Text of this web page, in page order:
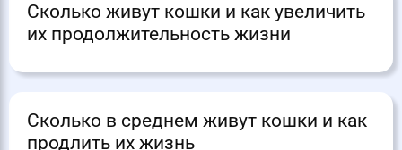
Сколько живут кошки и как увеличить
их продолжительность жизни
Сколько в среднем живут кошки и как
продлить их жизнь